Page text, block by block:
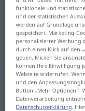
Übersicht aller
(Für mehr Details die
kleiner, geringer
kleiner(od GENals AKK
funktionale und
und der statistischen
werden auf Grundlage
gespeichert. Marketing-
personalisierter Werbung
durch einen Klick auf den
geben. Klicken Sie
können Ihre Einwilligung
Webseite widerrufen.
und den
Button „Mehr Optionen“.
Datenverarbeitung
Datenschutzerklärung.